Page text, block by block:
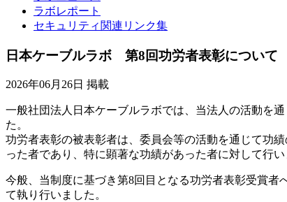
ラボレポート
セキュリティ関連リンク集
日本ケーブルラボ 第8回功労者表彰について
2026年06月26日 掲載
一般社団法人日本ケーブルラボでは、当法人の活動を
た。
功労者表彰の被表彰者は、委員会等の活動を通じて功
った者であり、特に顕著な功績があった者に対して行い
今般、当制度に基づき第8回目となる功労者表彰受賞者
て執り行いました。